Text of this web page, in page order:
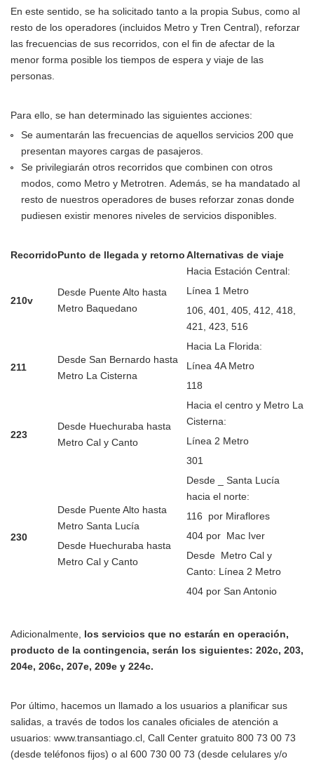
En este sentido, se ha solicitado tanto a la propia Subus, como al
resto de los operadores (incluidos Metro y Tren Central), reforzar
las frecuencias de sus recorridos, con el fin de afectar de la
menor forma posible los tiempos de espera y viaje de las
personas.
Para ello, se han determinado las siguientes acciones:
Se aumentarán las frecuencias de aquellos servicios 200 que
presentan mayores cargas de pasajeros.
Se privilegiarán otros recorridos que combinen con otros
modos, como Metro y Metrotren. Además, se ha mandatado al
resto de nuestros operadores de buses reforzar zonas donde
pudiesen existir menores niveles de servicios disponibles.
RecorridoPunto de llegada y retornoAlternativas de viaje
210v
Desde Puente Alto hasta
Metro Baquedano
Hacia Estación Central:
Línea 1 Metro
106, 401, 405, 412, 418,
421, 423, 516
211
Desde San Bernardo hasta
Metro La Cisterna
Hacia La Florida:
Línea 4A Metro
118
223
Desde Huechuraba hasta
Metro Cal y Canto
Hacia el centro y Metro La
Cisterna:
Línea 2 Metro
301
230
Desde Puente Alto hasta
Metro Santa Lucía
Desde Huechuraba hasta
Metro Cal y Canto
Desde _ Santa Lucía
hacia el norte:
116 por Miraflores
404 por Mac Iver
Desde Metro Cal y
Canto: Línea 2 Metro
404 por San Antonio
Adicionalmente, los servicios que no estarán en operación,
producto de la contingencia, serán los siguientes: 202c, 203,
204e, 206c, 207e, 209e y 224c.
Por último, hacemos un llamado a los usuarios a planificar sus
salidas, a través de todos los canales oficiales de atención a
usuarios: www.transantiago.cl, Call Center gratuito 800 73 00 73
(desde teléfonos fijos) o al 600 730 00 73 (desde celulares y/o